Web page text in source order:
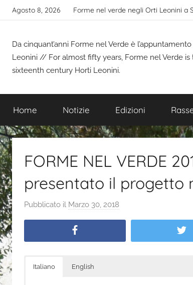
SaltaAgosto 8, 2026 Forme nel verde negli Orti Leonini a
Da cinquant’anni Forme nel Verde è
Leonini // For almost fifty years, Forme nel Verde
sixteenth century Horti Leonini.
Home Notizie Edizioni
FORME NEL VERDE
presentato il progetto
Pubblicato il Marzo 30, 2018
i
a
Italiano English